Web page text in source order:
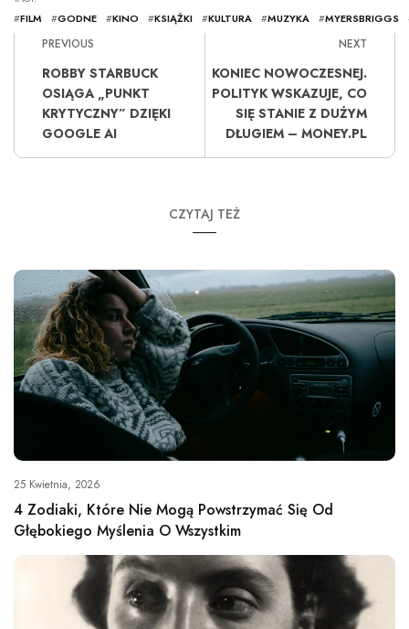
#FILM #GODNE #KINO #KSIĄŻKI #KULTURA #MUZYKA #MYERSBRIGGS
PREVIOUS
ROBBY STARBUCK
OSIĄGA „PUNKT
KRYTYCZNY” DZIĘKI
GOOGLE AI
NEXT
KONIEC NOWOCZESNEJ.
POLITYK WSKAZUJE, CO
SIĘ STANIE Z DUŻYM
DŁUGIEM – MONEY.PL
CZYTAJ TEŻ
25 Kwietnia, 2026
4 Zodiaki, Które Nie Mogą Powstrzymać Się Od
Głębokiego Myślenia O Wszystkim